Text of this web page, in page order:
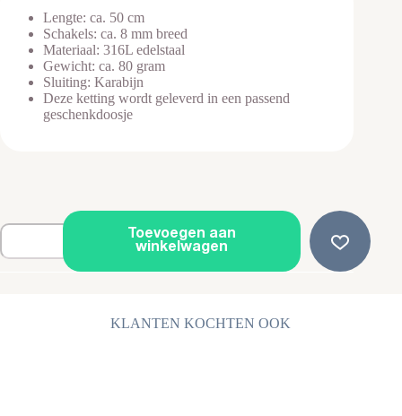
Lengte: ca. 50 cm
Schakels: ca. 8 mm breed
Materiaal: 316L edelstaal
Gewicht: ca. 80 gram
Sluiting: Karabijn
Deze ketting wordt geleverd in een passend
geschenkdoosje
Koningsketting
Massief
Toevoegen aan
winkelwagen
KLANTEN KOCHTEN OOK